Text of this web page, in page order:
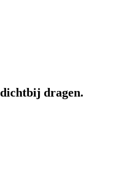
dichtbij dragen.